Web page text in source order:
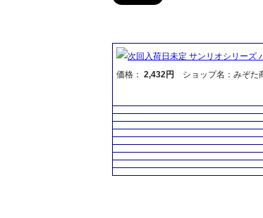
次回入荷日未定 サンリオシリーズ
価格： 2,432円 ショップ名：みぞた